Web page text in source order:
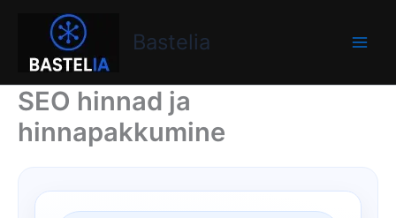
Bastelia
Bastelia
SEO hinnad ja
hinnapakkumine